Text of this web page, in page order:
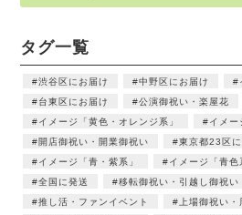
タグ一覧
渋谷区にお届け 中野区にお届け
台東区にお届け
公演御祝い・楽屋花
イメージ「黄色・オレンジ系」
イメー
開店御祝い・開業御祝い
東京都23区
イメージ「青・紫系」
イメージ「青色
全国に発送
移転御祝い・引越し御祝い
推し活・ファンイベント
上場御祝い